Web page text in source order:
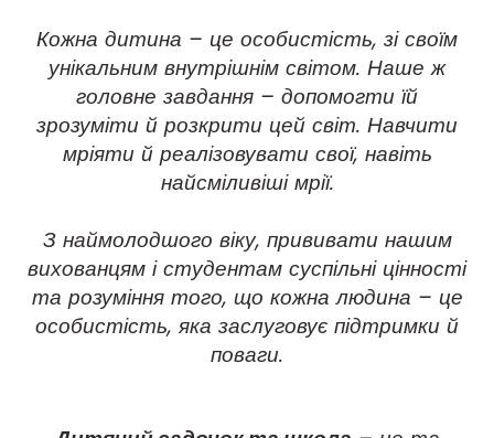
Кожна дитина – це особистість, зі своїм
унікальним внутрішнім світом. Наше ж
головне завдання – допомогти їй
зрозуміти й розкрити цей світ. Навчити
мріяти й реалізовувати свої, навіть
найсміливіші мрії.
З наймолодшого віку, прививати нашим
вихованцям і студентам суспільні цінності
та розуміння того, що кожна людина – це
особистість, яка заслуговує підтримки й
поваги.